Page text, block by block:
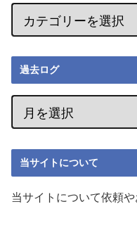
過去ログ
当サイトについて
当サイトについて依頼